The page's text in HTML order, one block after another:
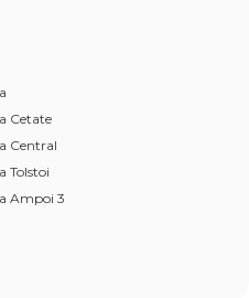
Cetate
Central
Tolstoi
Ampoi 3